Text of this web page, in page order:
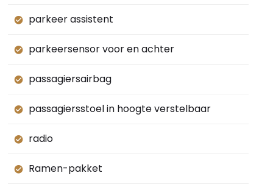
parkeer assistent
parkeersensor voor en achter
passagiersairbag
passagiersstoel in hoogte verstelbaar
radio
Ramen-pakket